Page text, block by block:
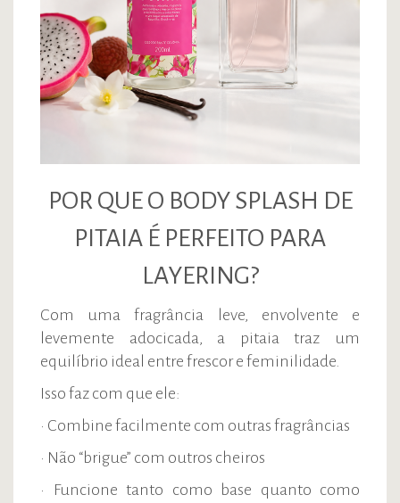
POR QUE O BODY SPLASH DE
PITAIA É PERFEITO PARA
LAYERING?
Com uma fragrância leve, envolvente e
levemente adocicada, a pitaia traz um
equilíbrio ideal entre frescor e feminilidade.
Isso faz com que ele:
• Combine facilmente com outras fragrâncias
• Não “brigue” com outros cheiros
• Funcione tanto como base quanto como